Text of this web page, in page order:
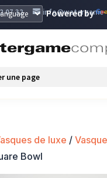
07 32 info@watergame-
Powered by
une page
de luxe /
Bowl